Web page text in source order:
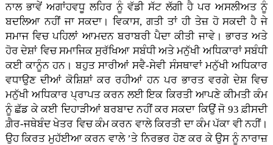
ਨਾਲ ਭਾਵੇਂ ਅਗਾਂਹਵਧੂ ਲਹਿਰ ਨੂੰ ਵੱਡੀ ਸੱਟ ਲੱਗੀ ਹੈ ਪਰ ਅਸਲੀਅਤ ਨੂੰ
ਬਦਲਿਆ ਨਹੀਂ ਜਾ ਸਕਦਾ। ਵਿਕਾਸ, ਗਤੀ ਤਾਂ ਹੀ ਤੇਜ਼ ਹੋ ਸਕਦੀ ਹੈ ਜੇ
ਸਮਾਜ ਵਿਚ ਪਹਿਲਾਂ ਆਮਦਨ ਬਰਾਬਰੀ ਪੈਦਾ ਕੀਤੀ ਜਾਵੇ। ਭਾਰਤ ਅਤੇ
ਹੋਰ ਦੇਸ਼ਾਂ ਵਿਚ ਸਮਾਜਿਕ ਸੁਰੱਖਿਆ ਸਬੰਧੀ ਅਤੇ ਮਨੁੱਖੀ ਅਧਿਕਾਰਾਂ ਸਬੰਧੀ
ਕਈ ਕਾਨੂੰਨ ਹਨ। ਬਹੁਤ ਸਾਰੀਆਂ ਸਵੈ-ਸੇਵੀ ਸੰਸਥਾਵਾਂ ਮਨੁੱਖੀ ਅਧਿਕਾਰ
ਵਧਾਉਣ ਦੀਆਂ ਕੋਸ਼ਿਸ਼ਾਂ ਕਰ ਰਹੀਆਂ ਹਨ ਪਰ ਭਾਰਤ ਵਰਗੇ ਦੇਸ਼ ਵਿਚ
ਮਨੁੱਖੀ ਅਧਿਕਾਰ ਪ੍ਰਾਪਤ ਕਰਨ ਲਈ ਇਕ ਕਿਰਤੀ ਆਪਣੇ ਕੀਮਤੀ ਕੰਮ
ਨੂੰ ਛੱਡ ਕੇ ਕਈ ਦਿਹਾੜੀਆਂ ਬਰਬਾਦ ਨਹੀਂ ਕਰ ਸਕਦਾ ਕਿਉਂ ਜੋ 93 ਫ਼ੀਸਦੀ
ਗ਼ੈਰ-ਜਥੇਬੰਦ ਖੇਤਰ ਵਿਚ ਕੰਮ ਕਰਨ ਵਾਲੇ ਕਿਰਤੀ ਦਾ ਕੰਮ ਪੱਕਾ ਵੀ ਨਹੀਂ।
ਉਹ ਕਿਰਤ ਮੁਹੱਈਆ ਕਰਨ ਵਾਲੇ ’ਤੇ ਨਿਰਭਰ ਹੋਣ ਕਰ ਕੇ ਉਸ ਨੂੰ ਨਾਰਾਜ਼